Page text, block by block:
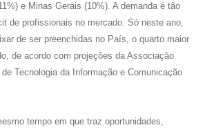
e Minas Gerais (10%). A demanda é tão
de profissionais no mercado. Só neste ano,
de ser preenchidas no País, o quarto maior
de acordo com projeções da Associação
Tecnologia da Informação e Comunicação
tempo em que traz oportunidades,